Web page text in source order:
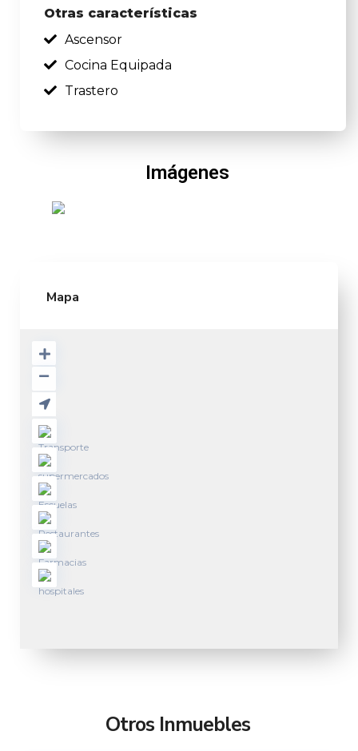
Otras características
Ascensor
Cocina Equipada
Trastero
Imágenes
Mapa
Otros Inmuebles